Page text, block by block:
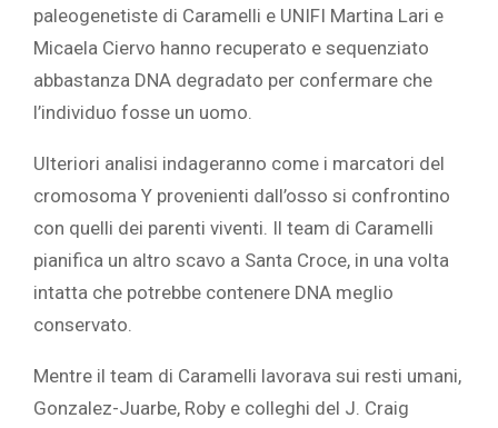
paleogenetiste di Caramelli e UNIFI Martina Lari e
Micaela Ciervo hanno recuperato e sequenziato
abbastanza DNA degradato per confermare che
l’individuo fosse un uomo.
Ulteriori analisi indageranno come i marcatori del
cromosoma Y provenienti dall’osso si confrontino
con quelli dei parenti viventi. Il team di Caramelli
pianifica un altro scavo a Santa Croce, in una volta
intatta che potrebbe contenere DNA meglio
conservato.
Mentre il team di Caramelli lavorava sui resti umani,
Gonzalez-Juarbe, Roby e colleghi del J. Craig